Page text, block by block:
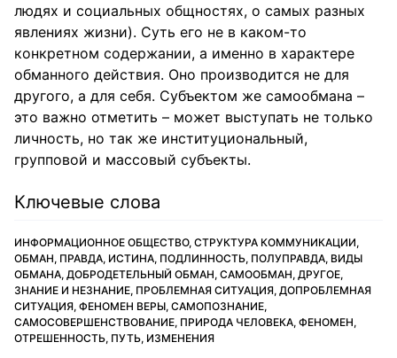
людях и социальных общностях, о самых разных
явлениях жизни). Суть его не в каком-то
конкретном содержании, а именно в характере
обманного действия. Оно производится не для
другого, а для себя. Субъектом же самообмана –
это важно отметить – может выступать не только
личность, но так же институциональный,
групповой и массовый субъекты.
Ключевые слова
ИНФОРМАЦИОННОЕ ОБЩЕСТВО, СТРУКТУРА КОММУНИКАЦИИ,
ОБМАН, ПРАВДА, ИСТИНА, ПОДЛИННОСТЬ, ПОЛУПРАВДА, ВИДЫ
ОБМАНА, ДОБРОДЕТЕЛЬНЫЙ ОБМАН, САМООБМАН, ДРУГОЕ,
ЗНАНИЕ И НЕЗНАНИЕ, ПРОБЛЕМНАЯ СИТУАЦИЯ, ДОПРОБЛЕМНАЯ
СИТУАЦИЯ, ФЕНОМЕН ВЕРЫ, САМОПОЗНАНИЕ,
САМОСОВЕРШЕНСТВОВАНИЕ, ПРИРОДА ЧЕЛОВЕКА, ФЕНОМЕН,
ОТРЕШЕННОСТЬ, ПУТЬ, ИЗМЕНЕНИЯ